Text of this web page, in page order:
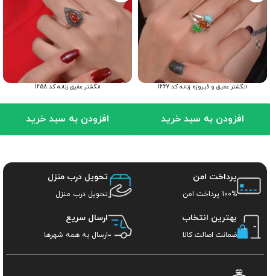
انگشتر عقیق و فیروزه زنانه کد 1267
افزودن به سبد خرید
انگشتر عقیق زنانه کد 1258
افزودن به سبد خرید
پرداخت امن
100% پرداخت امن
تحویل درب منزل
تحویل درب منزل
بهترین انتخاب
ضمانت اصالت کالا
ارسال سریع
ارسال به همه شهرها